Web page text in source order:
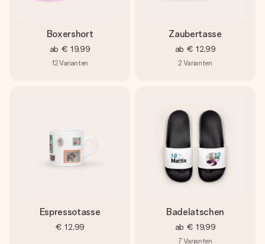
Boxershort
ab € 19,99
12Varianten
Zaubertasse
ab € 12,99
2 Varianten
Espressotasse
€ 12,99
Badelatschen
ab € 19,99
7Varianten